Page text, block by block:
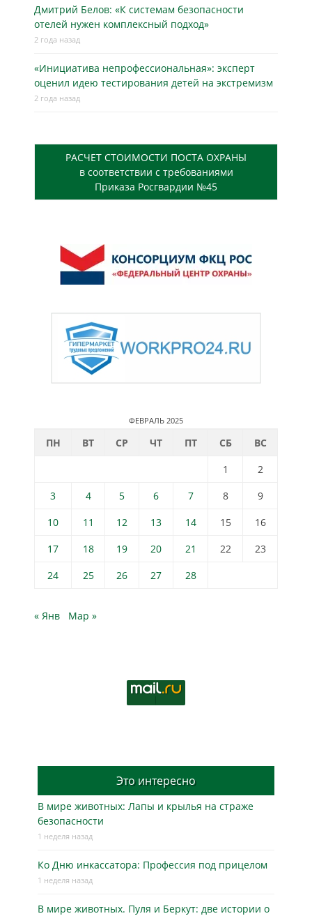
Дмитрий Белов: «К системам безопасности
отелей нужен комплексный подход»
2 года назад
«Инициатива непрофессиональная»: эксперт
оценил идею тестирования детей на экстремизм
2 года назад
РАСЧЕТ СТОИМОСТИ ПОСТА ОХРАНЫ
в соответствии с требованиями
Приказа Росгвардии №45
ФЕВРАЛЬ 2025
ПН ВТ СР ЧТ ПТ СБ
ВС
1
2
3
4 5 6 7 8
9
10
11 12 13 14 15
16
17
18 19 20 21 22
23
24
25 26 27 28
« Янв Мар »
Это интересно
В мире животных: Лапы и крылья на страже
безопасности
1 неделя назад
Ко Дню инкассатора: Профессия под прицелом
1 неделя назад
В мире животных. Пуля и Беркут: две истории о